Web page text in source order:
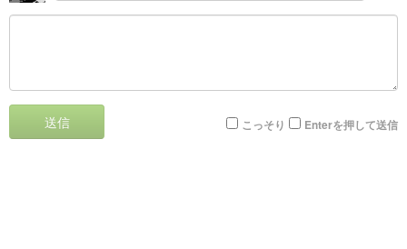
送信 こっそり Enterを押して送信